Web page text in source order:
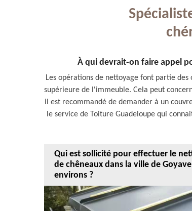
À qui devrait-on faire appel
Les opérations de nettoyage font partie
supérieure de l'immeuble. Cela peut
il est recommandé de demander à un
le service de Toiture Guadeloupe qui
Qui est sollicité pour effectuer le
de chêneaux dans la ville de
environs ?